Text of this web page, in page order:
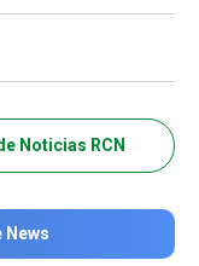
Noticias RCN
News